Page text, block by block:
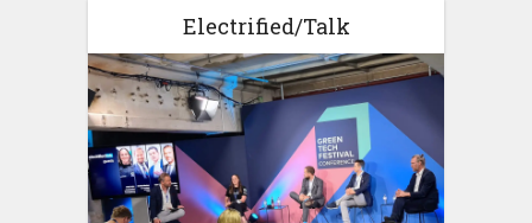
Electrified/Talk